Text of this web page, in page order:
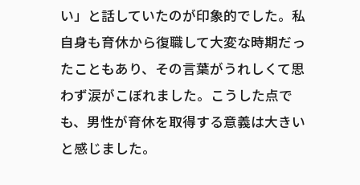
い」と話していたのが印象的でした。私
自身も育休から復職して大変な時期だっ
たこともあり、その言葉がうれしくて思
わず涙がこぼれました。こうした点で
も、男性が育休を取得する意義は大きい
と感じました。